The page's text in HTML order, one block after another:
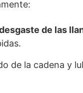
de las
de la cadena y